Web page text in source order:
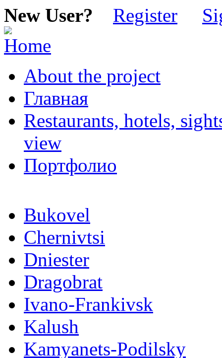
New User? Register
About the project
Главная
Restaurants, hotels,
view
Портфолио
Bukovel
Chernivtsi
Dniester
Dragobrat
Ivano-Frankivsk
Kalush
Kamyanets-Podilsky